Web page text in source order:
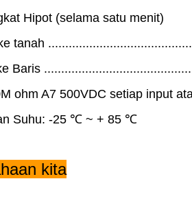
Hipot (selama satu menit)
tanah
Baris
ohm A7 500VDC setiap input
Suhu: -25 ℃ ~ + 85 ℃
kita